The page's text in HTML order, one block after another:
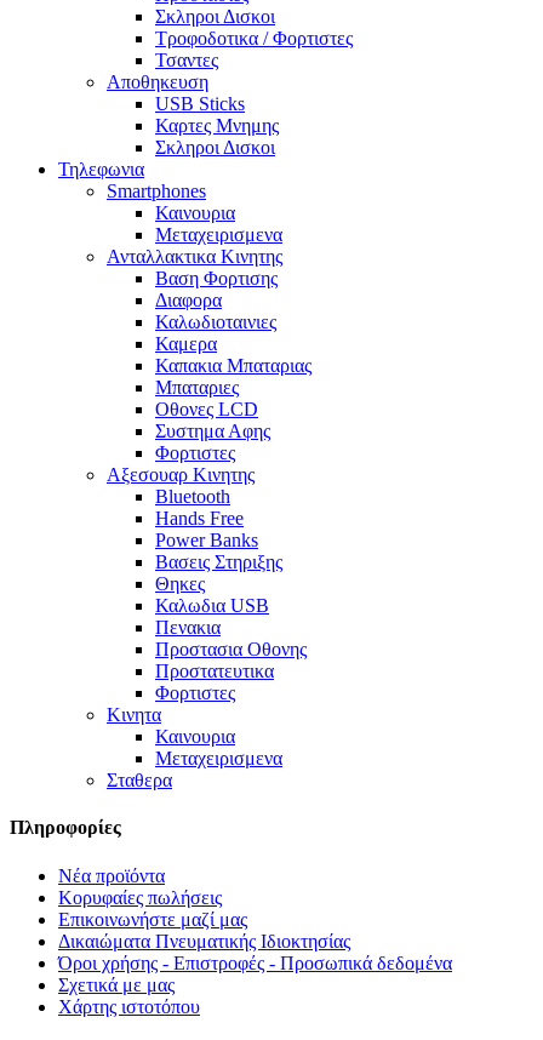
Σκληροι Δισκοι
Τροφοδοτικα / Φορτιστες
Τσαντες
Αποθηκευση
USB Sticks
Καρτες Μνημης
Σκληροι Δισκοι
Τηλεφωνια
Smartphones
Καινουρια
Μεταχειρισμενα
Ανταλλακτικα Κινητης
Βαση Φορτισης
Διαφορα
Καλωδιοταινιες
Καμερα
Καπακια Μπαταριας
Μπαταριες
Οθονες LCD
Συστημα Αφης
Φορτιστες
Αξεσουαρ Κινητης
Bluetooth
Hands Free
Power Banks
Βασεις Στηριξης
Θηκες
Καλωδια USB
Πενακια
Προστασια Οθονης
Προστατευτικα
Φορτιστες
Κινητα
Καινουρια
Μεταχειρισμενα
Σταθερα
Πληροφορίες
Νέα προϊόντα
Κορυφαίες πωλήσεις
Επικοινωνήστε μαζί μας
Δικαιώματα Πνευματικής Ιδιοκτησίας
Όροι χρήσης - Επιστροφές - Προσωπικά δεδομένα
Σχετικά με μας
Χάρτης ιστοτόπου